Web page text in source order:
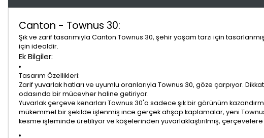
Canton - Townus 30:
Şık ve zarif tasarımıyla Canton Townus 30, şehir yaşam tarzı için
için idealdir.
Ek Bilgiler:
Tasarım Özellikleri:
Zarif yuvarlak hatları ve uyumlu oranlarıyla Townus 30, göze çarpıyor.
odasında bir mücevher haline getiriyor.
Yuvarlak çerçeve kenarları Townus 30'a sadece şık bir görünüm
mükemmel bir şekilde işlenmiş ince gerçek ahşap kaplamalar, yeni
kesme işleminde üretiliyor ve köşelerinden yuvarlaklaştırılmış,